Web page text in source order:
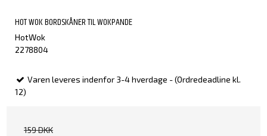
HOT WOK BORDSKÅNER TIL WOKPANDE
HotWok
2278804
Varen leveres indenfor 3-4 hverdage - (Ordredeadline kl.
12)
159 DKK